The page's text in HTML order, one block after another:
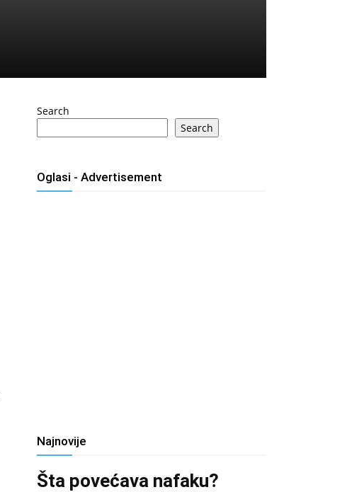
Search
Search
Oglasi - Advertisement
Najnovije
Šta povećava nafaku?